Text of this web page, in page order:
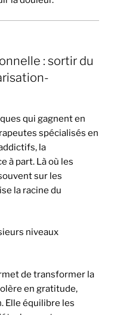
: sortir du
qui gagnent en
spécialisés en
la
à part. Là où les
sur les
la racine du
niveaux
de transformer la
en gratitude,
Elle équilibre les